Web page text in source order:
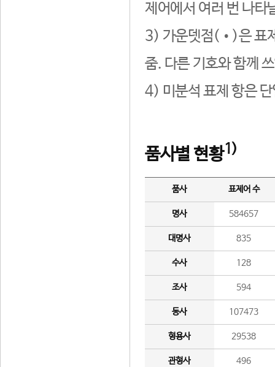
제어에서 여러 번 나타
3) 가운뎃점(•)은 표
줌. 다른 기호와 함께
4) 미분석 표제 항은
품사별 현황1)
품사 표제어 수
명사 584657
대명사 835
수사 128
조사 594
동사 107473
형용사 29538
관형사 496